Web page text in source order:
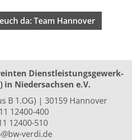
da: Team Hannover
Dienst­leis­tungs­ge­werk­
in Niedersachsen e.V.
B 1.OG) | 30159 Hannover
12400-400
12400-510
verdi.de